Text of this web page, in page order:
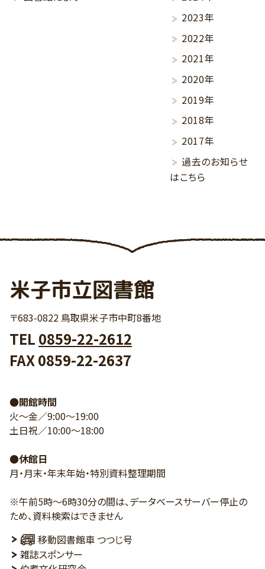
2023年
2022年
2021年
2020年
2019年
2018年
2017年
過去のお知らせ
はこちら
米子市立図書館
〒683-0822 鳥取県米子市中町8番地
TEL 0859-22-2612
FAX 0859-22-2637
●開館時間
火～金／9:00～19:00
土日祝／10:00～18:00
●休館日
月・月末・年末年始・特別資料整理期間
※午前5時～6時30分の間は、データベースサーバー停止の
ため、資料検索はできません
移動図書館車 つつじ号
雑誌スポンサー